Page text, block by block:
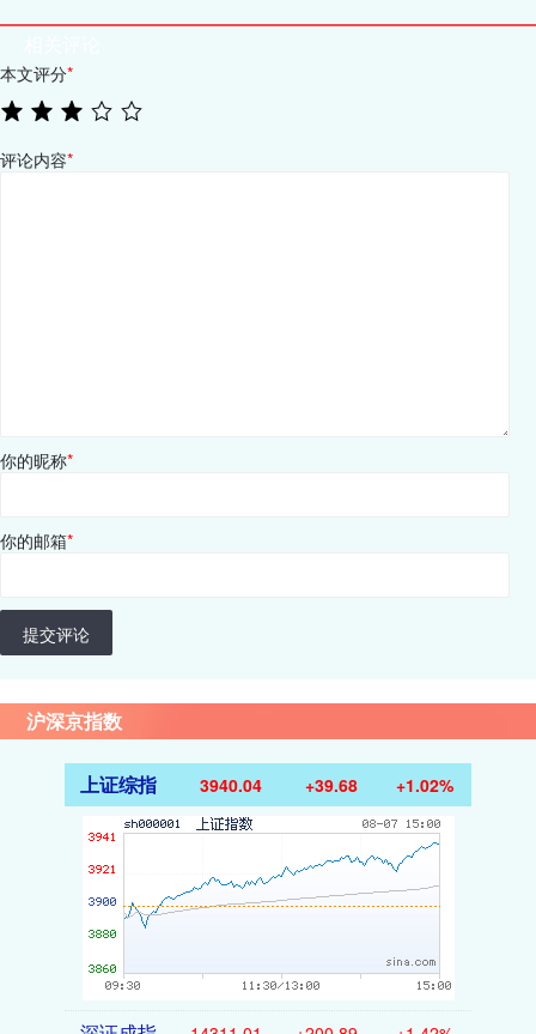
本文评分*
评论内容*
你的昵称*
你的邮箱*
提交评论
沪深京指数
上证综指 3940.04 +39.68 +1.02%